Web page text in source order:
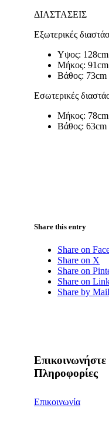
ΔΙΑΣΤΑΣΕΙΣ
Eξωτερικές
Υψος: 128cm
Μήκος: 91cm
Βάθος: 73cm
Εσωτερικές
Μήκος: 78cm
Βάθος: 63cm
Share this entry
Share on
Share on X
Share on
Share on
Share by Mail
Πληροφορίες
Επικοινωνία